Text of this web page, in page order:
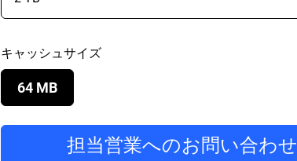
キャッシュサイズ
64 MB
担当営業へのお問い合わせ